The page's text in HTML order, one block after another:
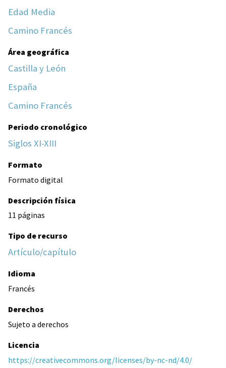
Edad Media
Camino Francés
Área geográfica
Castilla y León
España
Camino Francés
Periodo cronológico
Siglos XI-XIII
Formato
Formato digital
Descripción física
11 páginas
Tipo de recurso
Artículo/capítulo
Idioma
Francés
Derechos
Sujeto a derechos
Licencia
https://creativecommons.org/licenses/by-nc-nd/4.0/